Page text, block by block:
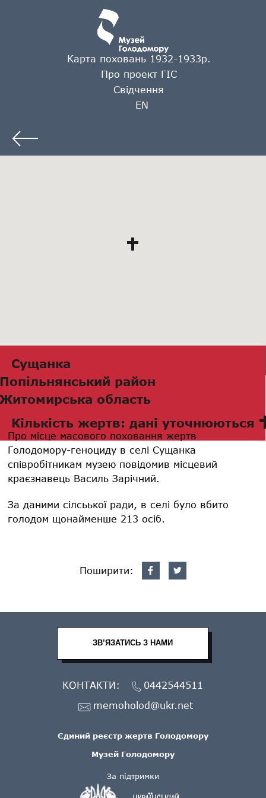
Карта поховань 1932-1933р.
Про проект ГІС
Свідчення
EN
Сущанка
Попільнянський район
Житомирська область
Кількість жертв: дані уточнюються
Про місце масового поховання жертв
Голодомору-геноциду в селі Сущанка
співробітникам музею повідомив місцевий
краєзнавець Василь Зарічний.
За даними сілсьької ради, в селі було вбито
голодом щонайменше 213 осіб.
Поширити:
За підтримки
Єдиний реєстр жертв Голодомору
Музей Голодомору
ЗВ’ЯЗАТИСЬ З НАМИ
КОНТАКТИ:
0442544511
memoholod@ukr.net